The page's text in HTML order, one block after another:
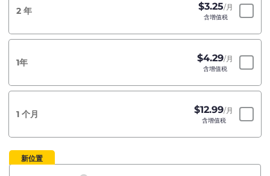
2 年 $3.25/月
含增值税
1年 $4.29/月
含增值税
1 个月 $12.99/月
含增值税
新位置